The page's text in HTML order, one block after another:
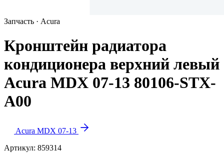
Запчасть · Acura
Кронштейн радиатора
кондиционера верхний левый
Acura MDX 07-13 80106-STX-
A00
Acura MDX 07-13
Артикул: 859314